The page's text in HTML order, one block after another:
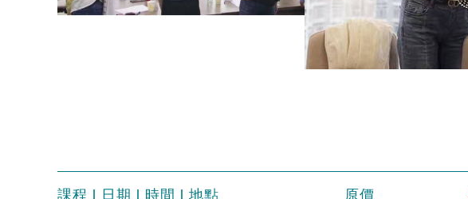
課程 l 日期 l 時間 l 地點 原價